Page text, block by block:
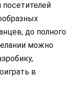
до полного
можно
в